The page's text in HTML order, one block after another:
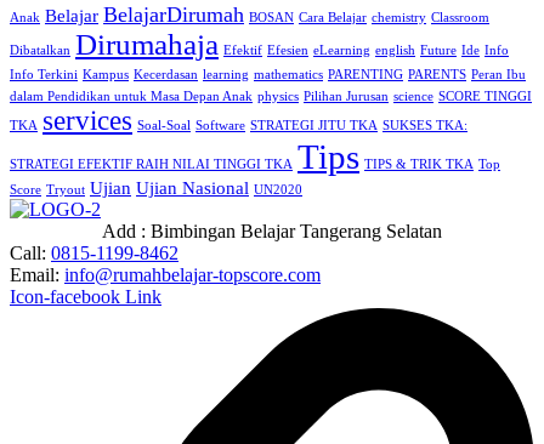
Anak Belajar BelajarDirumah BOSAN Cara Belajar chemistry Classroom
Dibatalkan Dirumahaja Efektif Efesien eLearning english Future Ide Info
Info Terkini Kampus Kecerdasan learning mathematics PARENTING PARENTS Peran Ibu
dalam Pendidikan untuk Masa Depan Anak physics Pilihan Jurusan science SCORE TINGGI
TKA services Soal-Soal Software STRATEGI JITU TKA SUKSES TKA:
STRATEGI EFEKTIF RAIH NILAI TINGGI TKA Tips TIPS & TRIK TKA Top
Score Tryout Ujian Ujian Nasional UN2020
Add : Bimbingan BelajarTangerang Selatan
Call: 0815-1199-8462
Email: info@rumahbelajar-topscore.com
Icon-facebook Link